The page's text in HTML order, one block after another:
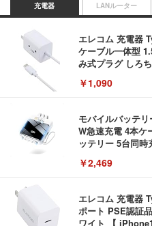
充電器
エレコム 充電器
ケーブル一体型
み式プラグ しろ
￥1,090
モバイルバッテ
W急速充電 4本ケ
ッテリー 5台同時
携帯充電器 停電
急用 iOS/Android
￥2,469
エレコム 充電器
ポート PSE認証
ワイト 【
LANルーター